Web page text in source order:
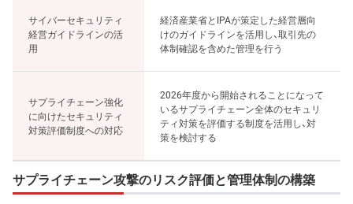
サイバーセキュリティ
経営ガイドラインの活
用
経済産業省とIPAが策定した経営層向
けのガイドラインを活用し、取引先の
体制確認を含めた管理を行う
サプライチェーン強化
に向けたセキュリティ
対策評価制度への対応
2026年度から開始されることになって
いるサプライチェーン全体のセキュリ
ティ対策を評価する制度を活用し、対
策を検討する
サプライチェーン攻撃のリスク評価と管理体制の構築